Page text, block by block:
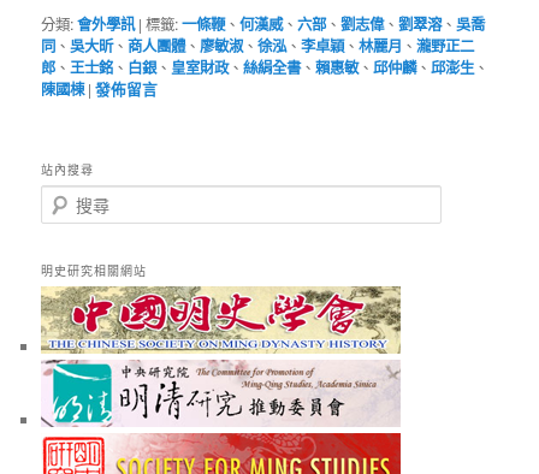
分類:會外學訊 |標籤:一條鞭、何漢威、六部、劉志偉、劉翠溶、吳喬
同 、吳大昕、商人團體、 廖敏淑 、徐泓、李卓穎、林麗月 、瀧野正二
郎 、王士銘 、 白銀、 皇室財政、絲絹全書、賴惠敏、邱仲麟、邱澎生 、
陳國棟 |發佈留言
站內搜尋
搜
尋
明史研究相關網站